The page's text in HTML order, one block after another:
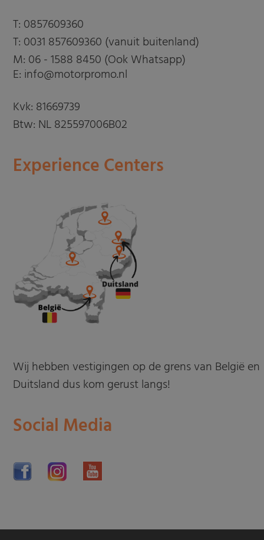
T: 0857609360
T: 0031 857609360 (vanuit buitenland)
M: 06 - 1588 8450 (Ook Whatsapp)
E: info@motorpromo.nl
Kvk: 81669739
Btw: NL 825597006B02
Experience Centers
Wij hebben vestigingen op de grens van België en
Duitsland dus kom gerust langs!
Social Media